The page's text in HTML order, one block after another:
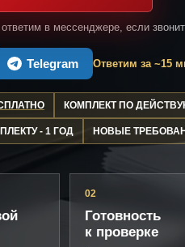
ответим в мессенджере, если
Telegram Ответим за ~15
КОМПЛЕКТ ПО
- 1 ГОД НОВЫЕ
02
Готовность
к проверке